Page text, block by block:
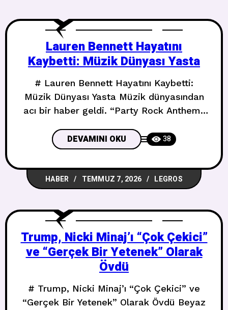
Lauren Bennett Hayatını
Kaybetti: Müzik Dünyası Yasta
# Lauren Bennett Hayatını Kaybetti:
Müzik Dünyası Yasta Müzik dünyasından
acı bir haber geldi. “Party Rock Anthem”
Bennett**, 36 yaşında hayatını kaybetti.
## G.R.L.’den Yürek Yakan Veda
Bennett’in eski grubu G.R.L., Pazartesi
günü yaptığı açıklamayla acı haberi
DEVAMINI OKU 38
HABER TEMMUZ 7, 2026 LEGROS
Trump, Nicki Minaj’ı “Çok Çekici”
ve “Gerçek Bir Yetenek” Olarak
Övdü
# Trump, Nicki Minaj’ı “Çok Çekici” ve
“Gerçek Bir Yetenek” Olarak Övdü Beyaz